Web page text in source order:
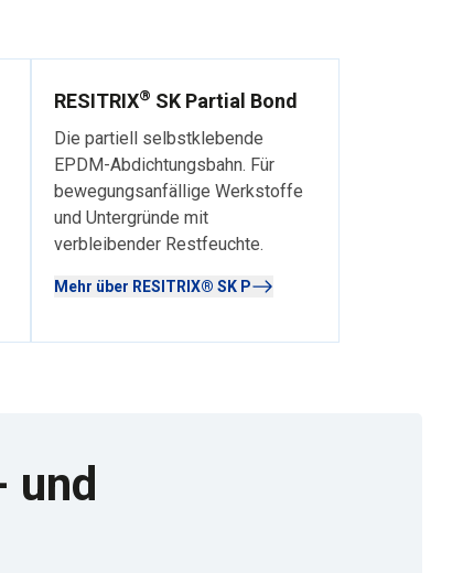
RESITRIX® SK Partial Bond
Die partiell selbstklebende
EPDM-Abdichtungsbahn. Für
bewegungsanfällige Werkstoffe
und Untergründe mit
verbleibender Restfeuchte.
Mehr über RESITRIX® SK P
und